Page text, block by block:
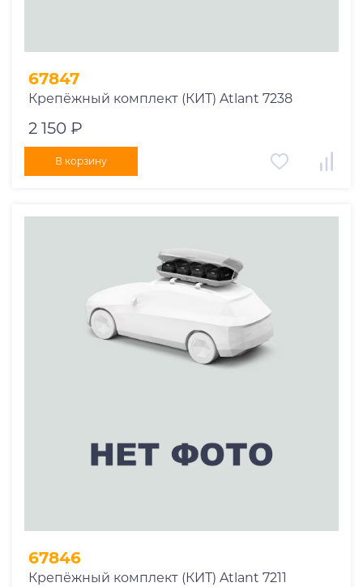
67847
Крепёжный комплект (КИТ) Atlant 7238
2 150 ₽
В корзину
67846
Крепёжный комплект (КИТ) Atlant 7211